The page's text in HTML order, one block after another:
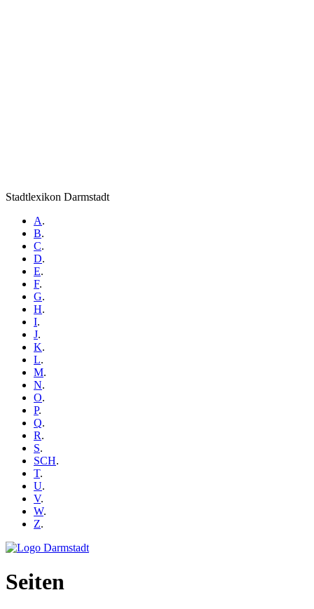
Stadtlexikon Darmstadt
A.
B.
C.
D.
E.
F.
G.
H.
I.
J.
K.
L.
M.
N.
O.
P.
Q.
R.
S.
SCH.
T.
U.
V.
W.
Z.
Seiten